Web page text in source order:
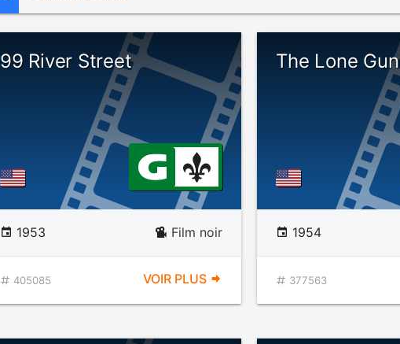
99 River Street
1953 Film noir
405085 VOIR PLUS
The Lone Gun
1954
377563